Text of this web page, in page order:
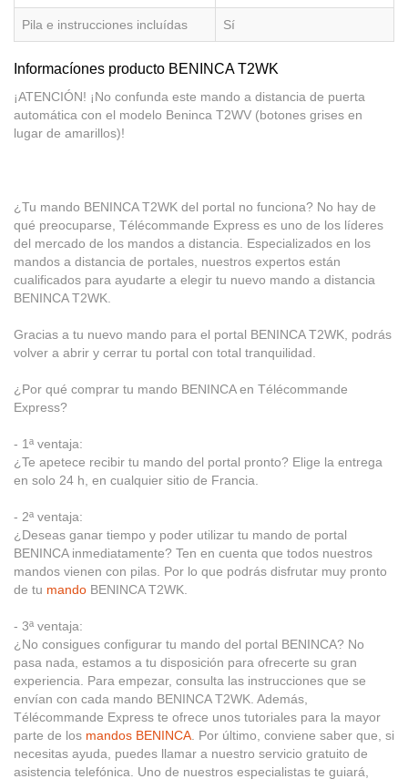
Pila e instrucciones incluídas Sí
Informacíones producto BENINCA T2WK
¡ATENCIÓN! ¡No confunda este mando a distancia de puerta
automática con el modelo Beninca T2WV (botones grises en
lugar de amarillos)!
¿Tu mando BENINCA T2WK del portal no funciona? No hay de
qué preocuparse, Télécommande Express es uno de los líderes
del mercado de los mandos a distancia. Especializados en los
mandos a distancia de portales, nuestros expertos están
cualificados para ayudarte a elegir tu nuevo mando a distancia
BENINCA T2WK.
Gracias a tu nuevo mando para el portal BENINCA T2WK, podrás
volver a abrir y cerrar tu portal con total tranquilidad.
¿Por qué comprar tu mando BENINCA en Télécommande
Express?
- 1ª ventaja:
¿Te apetece recibir tu mando del portal pronto? Elige la entrega
en solo 24 h, en cualquier sitio de Francia.
- 2ª ventaja:
¿Deseas ganar tiempo y poder utilizar tu mando de portal
BENINCA inmediatamente? Ten en cuenta que todos nuestros
mandos vienen con pilas. Por lo que podrás disfrutar muy pronto
de tu mando BENINCA T2WK.
- 3ª ventaja:
¿No consigues configurar tu mando del portal BENINCA? No
pasa nada, estamos a tu disposición para ofrecerte su gran
experiencia. Para empezar, consulta las instrucciones que se
envían con cada mando BENINCA T2WK. Además,
Télécommande Express te ofrece unos tutoriales para la mayor
parte de los mandos BENINCA. Por último, conviene saber que, si
necesitas ayuda, puedes llamar a nuestro servicio gratuito de
asistencia telefónica. Uno de nuestros especialistas te guiará,